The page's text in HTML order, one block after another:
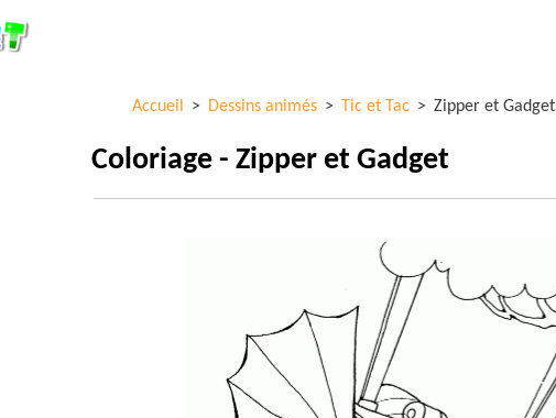
Accueil > Dessins animés > Tic et Tac > Zipper et Gadget
Coloriage - Zipper et Gadget